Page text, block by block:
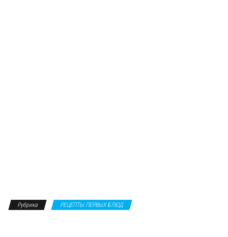
Рубрика РЕЦЕПТЫ ПЕРВЫХ БЛЮД